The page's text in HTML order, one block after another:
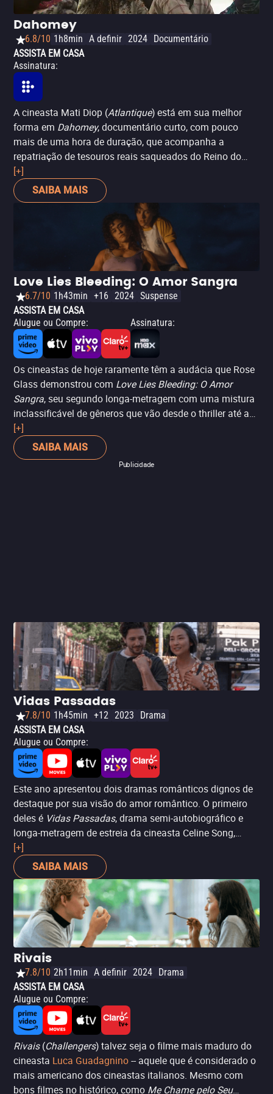
Dahomey
6.8/10 1h8min A definir 2024 Documentário
ASSISTA EM CASA
Assinatura:
A cineasta Mati Diop (Atlantique) está em sua melhor
forma em Dahomey, documentário curto, com pouco
mais de uma hora de duração, que acompanha a
repatriação de tesouros reais saqueados do Reino do
Daomé e que voltam para o Benin após décadas
expostos em Paris. Dando voz aos tais tesouros, Diop dá
uma aura quase fabular ao documentário, que alterna
momentos em que é pacientemente observativo e outros
em que traz essa voz cavernosa, como se vinda do além,
fazendo com que os tesouros questionem suas histórias
e importância. Na parte final, ainda, Diop amplia e
discussão ao mostrar um debate universitário. Com
isso,Dahomey se torna um filme sobre a ressignificação
da história. Passado, presente e futuro em uma única
peça — e três significados diferentes. Lindíssimo. -
Matheus Mans
[+]
SAIBA MAIS
Love Lies Bleeding: O Amor Sangra
6.7/10 1h43min +16 2024 Suspense
ASSISTA EM CASA
Alugue ou Compre: Assinatura:
Os cineastas de hoje raramente têm a audácia que Rose
Glass demonstrou com Love Lies Bleeding: O Amor
Sangra, seu segundo longa-metragem com uma mistura
inclassificável de gêneros que vão desde o thriller até a
fantasia, o terror e a comédia ácida, tudo filtrado através
de uma lente queer. A trama segue uma funcionária de
academia introvertida (Kristen Stewart) e uma
[+]
SAIBA MAIS
Publicidade
Vidas Passadas
7.8/10 1h45min +12 2023
Drama
ASSISTA EM CASA
Alugue ou Compre:
Este ano apresentou dois dramas românticos dignos de
destaque por sua visão do amor romântico. O primeiro
deles é Vidas Passadas, drama semi-autobiográfico e
longa-metragem de estreia da cineasta Celine Song,
sobre uma dramaturga originária da Coreia do Sul que,
após emigrar para os Estados Unidos, reencontra seu
amor de infância décadas depois, em Nova York. Um
drama repleto da energia melancólica do que poderia ter
sido, dos caminhos não vividos, mas que opta por
abraçar a alegria e a aceitação em vez do
arrependimento.Leia mais na crítica completa. – Lalo
Ortega
[+]
SAIBA MAIS
Rivais
7.8/10 2h11min A definir 2024 Drama
ASSISTA EM CASA
Alugue ou Compre:
Rivais(Challengers) talvez seja o filme mais maduro do
cineasta Luca Guadagnino-- aquele que é considerado o
mais americano dos cineastas italianos. Mesmo com
bons filmes no histórico, como Me Chame pelo Seu